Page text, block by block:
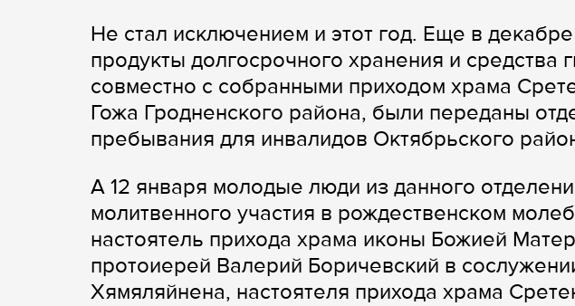
Не стал исключением и этот год. Еще в
продукты долгосрочного хранения и средства
совместно с собранными приходом храма
Гожа Гродненского района, были переданы
пребывания для инвалидов Октябрьского
А 12 января молодые люди из данного
молитвенного участия в рождественском
настоятель прихода храма иконы Божией
протоиерей Валерий Боричевский в
Хямяляйнена, настоятеля прихода храма